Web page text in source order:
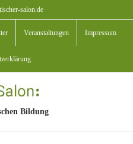
salon.de
Veranstaltungen Impressum
Bildung